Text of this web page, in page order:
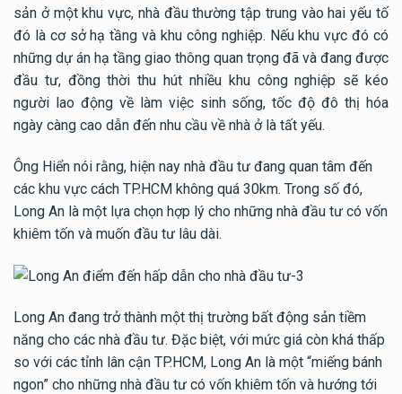
sản ở một khu vực, nhà đầu thường tập trung vào hai yếu tố
đó là cơ sở hạ tầng và khu công nghiệp. Nếu khu vực đó có
những dự án hạ tầng giao thông quan trọng đã và đang được
đầu tư, đồng thời thu hút nhiều khu công nghiệp sẽ kéo
người lao động về làm việc sinh sống, tốc độ đô thị hóa
ngày càng cao dẫn đến nhu cầu về nhà ở là tất yếu.
Ông Hiển nói rằng, hiện nay nhà đầu tư đang quan tâm đến
các khu vực cách TP.HCM không quá 30km. Trong số đó,
Long An là một lựa chọn hợp lý cho những nhà đầu tư có vốn
khiêm tốn và muốn đầu tư lâu dài.
Long An đang trở thành một thị trường bất động sản tiềm
năng cho các nhà đầu tư. Đặc biệt, với mức giá còn khá thấp
so với các tỉnh lân cận TP.HCM, Long An là một “miếng bánh
ngon” cho những nhà đầu tư có vốn khiêm tốn và hướng tới